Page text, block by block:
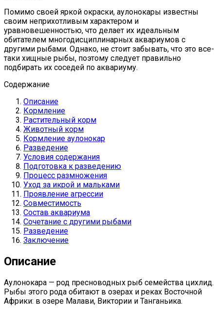
Помимо своей яркой окраски, аулонокары известны
своим неприхотливым характером и
уравновешенностью, что делает их идеальным
обитателем многодисциплинарных аквариумов с
другими рыбами. Однако, не стоит забывать, что это все-
таки хищные рыбы, поэтому следует правильно
подбирать их соседей по аквариуму.
Содержание
Описание
Кормление
Растительный корм
Животный корм
Кормление аулонокар
Разведение
Условия содержания
Подготовка к разведению
Процесс размножения
Уход за икрой и мальками
Проявление агрессии
Совместимость
Состав аквариума
Сочетание с другими рыбами
Разведение
Заключение
Описание
Аулонокара — род пресноводных рыб семейства цихлид.
Рыбы этого рода обитают в озерах и реках Восточной
Африки: в озере Малави, Виктории и Танганьика.